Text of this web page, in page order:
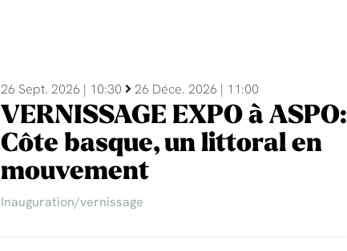
26 Sept. 2026 | 10:30 26 Déce. 2026 | 11:00
VERNISSAGE EXPO à ASPO:
Côte basque, un littoral en
mouvement
Inauguration/vernissage